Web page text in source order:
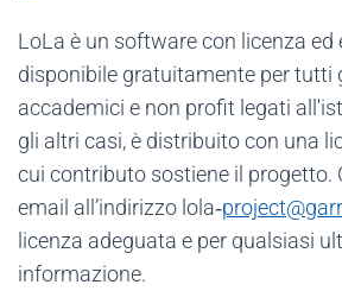
LoLa è un software con licenza ed
disponibile gratuitamente per tutti
accademici e non profit legati
gli altri casi, è distribuito con una
cui contributo sostiene il progetto.
email all’indirizzo lola‑
licenza adeguata e per qualsiasi
informazione.